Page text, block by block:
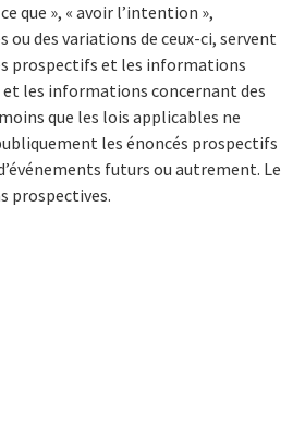
que », « avoir l’intention »,
ou des variations de ceux-ci, servent
prospectifs et les informations
et les informations concernant des
que les lois applicables ne
les énoncés prospectifs
futurs ou autrement. Le
prospectives.